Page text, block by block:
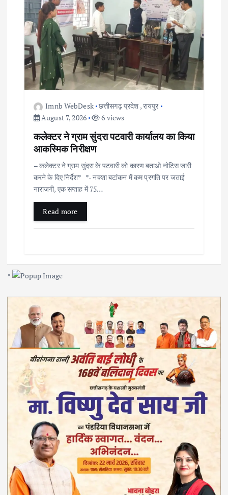
Imnb WebDesk छत्तीसगढ़ प्रदेश ,रायपुर
August 7, 2026
6 views
कलेक्टर ने ग्राम सुंदरा पटवारी कार्यालय का किया
आकस्मिक निरीक्षण
– कलेक्टर ने ग्राम सुंदरा के पटवारी को कारण बताओ नोटिस जारी
करने के दिए निर्देश* *- नक्शा बटांकन में कम प्रगति पर जताई
नाराजगी, एक सप्ताह में 75…
Read more
×